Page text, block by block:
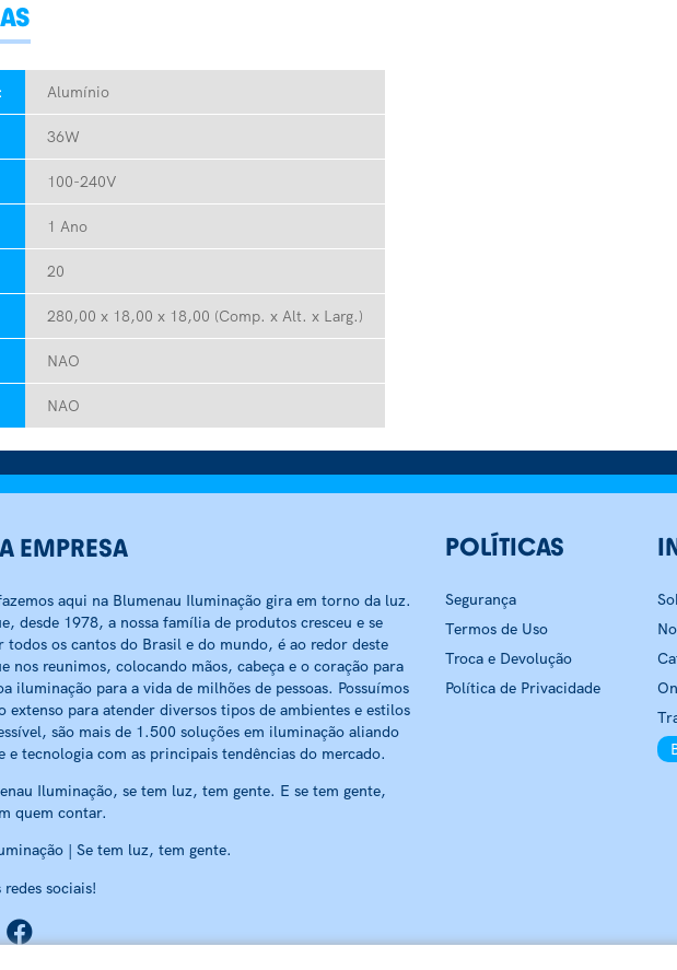
Alumínio
36W
100-240V
1 Ano
20
280,00 x 18,00 x 18,00 (Comp. x Alt. x Larg.)
NAO
NAO
EMPRESA
aqui na Blumenau Iluminação gira em torno da luz.
desde 1978, a nossa família de produtos cresceu e se
todos os cantos do Brasil e do mundo, é ao redor deste
nos reunimos, colocando mãos, cabeça e o coração para
iluminação para a vida de milhões de pessoas. Possuímos
para atender diversos tipos de ambientes e estilos
são mais de 1.500 soluções em iluminação aliando
e tecnologia com as principais tendências do mercado.
Iluminação, se tem luz, tem gente. E se tem gente,
quem contar.
| Se tem luz, tem gente.
sociais!
POLÍTICAS
Segurança
Termos de Uso
Troca e Devolução
Política de Privacidade